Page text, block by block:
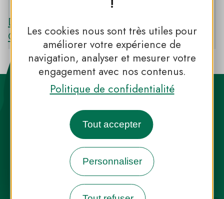
!
Les cookies nous sont très utiles pour
améliorer votre expérience de
navigation, analyser et mesurer votre
engagement avec nos contenus.
Politique de confidentialité
Tout accepter
Personnaliser
Découvrir le PNR DES PYRÉNÉES
CATALANES
Destination Parcs, de l’inspiration en
toute saison